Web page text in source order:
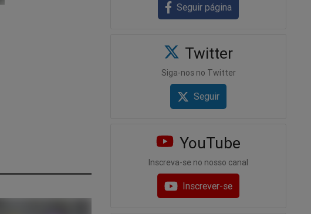
Seguir página
Twitter
Siga-nos no Twitter
Seguir
YouTube
Inscreva-se no nosso canal
Inscrever-se